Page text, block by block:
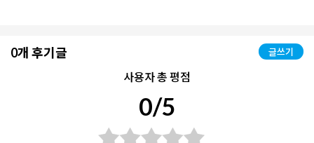
0개 후기글 글쓰기
사용자 총 평점
0/5